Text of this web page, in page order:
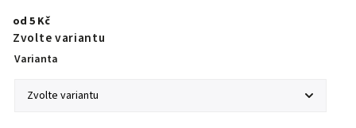
od 5 Kč
Zvolte variantu
Varianta